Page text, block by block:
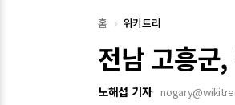
홈 위키트리
전남 고흥군
노해섭 기자